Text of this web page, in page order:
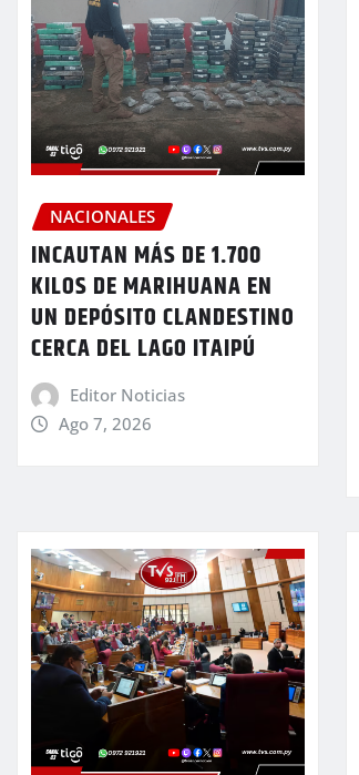
NACIONALES
INCAUTAN MÁS DE 1.700
KILOS DE MARIHUANA EN
UN DEPÓSITO CLANDESTINO
CERCA DEL LAGO ITAIPÚ
Editor Noticias
Ago 7, 2026